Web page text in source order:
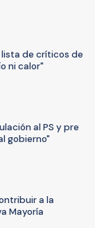
lista de críticos de
ni calor"
al PS y pre
gobierno"
a la
Mayoría